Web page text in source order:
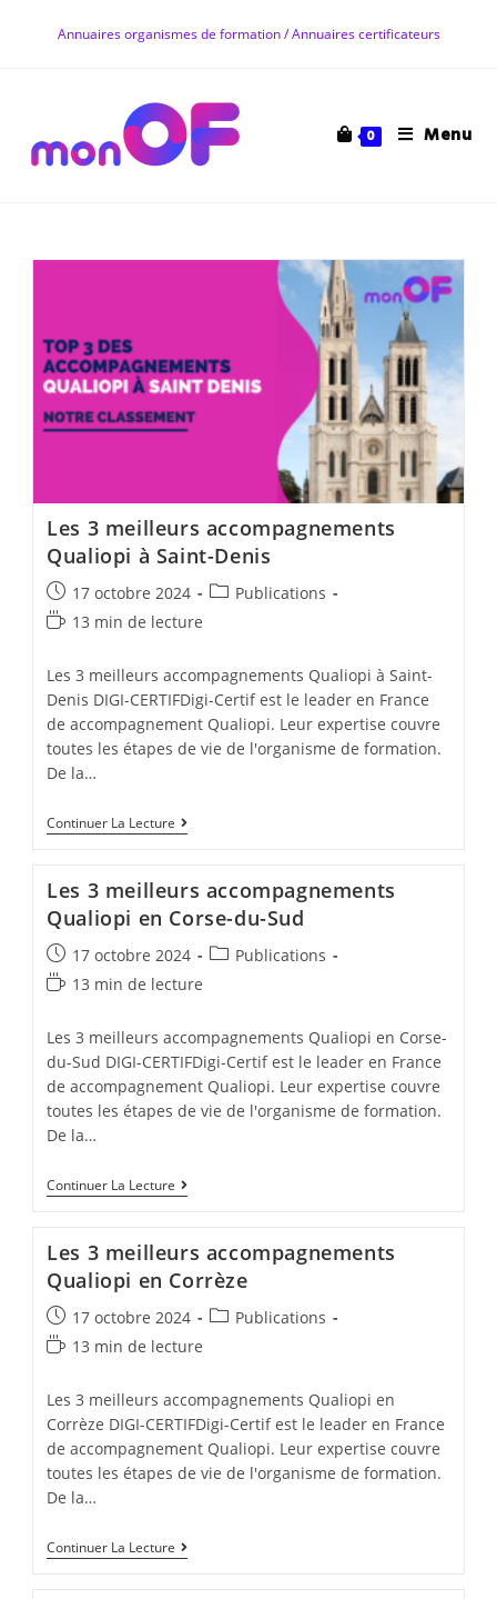
Annuaires organismes de formation / Annuaires certificateurs
0 Menu
Les 3 meilleurs accompagnements
Qualiopi à Saint-Denis
Post
published:
17 octobre 2024
PostPublications
Temps
lecture :
13 min de lecture
Les 3 meilleurs accompagnements Qualiopi à Saint-
Denis DIGI-CERTIFDigi-Certif est le leader en France
de accompagnement Qualiopi. Leur expertise couvre
toutes les étapes de vie de l'organisme de formation.
De la…
Continuer La Lecture Les
3
Qualiopi
À
Saint-
Denis
Les 3 meilleurs accompagnements
Qualiopi en Corse-du-Sud
Post
published:
17 octobre 2024
PostPublications
Temps
lecture :
13 min de lecture
Les 3 meilleurs accompagnements Qualiopi en Corse-
du-Sud DIGI-CERTIFDigi-Certif est le leader en France
de accompagnement Qualiopi. Leur expertise couvre
toutes les étapes de vie de l'organisme de formation.
De la…
Continuer La Lecture Les
3
Qualiopi
En
Corse-
Du-
Sud
Les 3 meilleurs accompagnements
Qualiopi en Corrèze
Post
published:
17 octobre 2024
PostPublications
Temps
lecture :
13 min de lecture
Les 3 meilleurs accompagnements Qualiopi en
Corrèze DIGI-CERTIFDigi-Certif est le leader en France
de accompagnement Qualiopi. Leur expertise couvre
toutes les étapes de vie de l'organisme de formation.
De la…
Continuer La Lecture Les
3